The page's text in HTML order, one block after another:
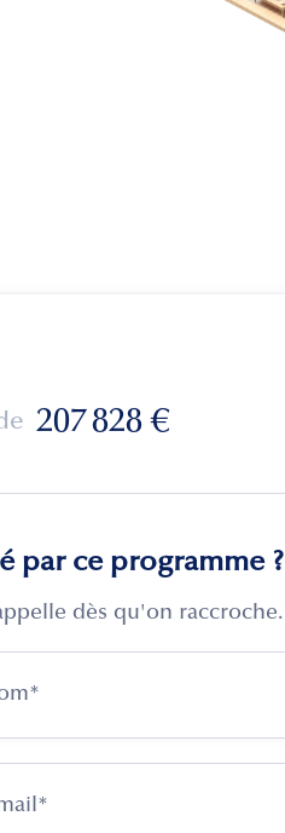
207 828 €
par ce programme ?
dès qu'on raccroche.